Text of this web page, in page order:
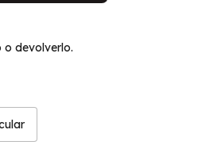
devolverlo.